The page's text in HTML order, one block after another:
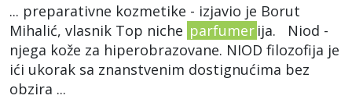
... preparativne kozmetike - izjavio je Borut
Mihalić, vlasnik Top niche parfumer ija. Niod -
njega kože za hiperobrazovane. NIOD filozofija je
ići ukorak sa znanstvenim dostignućima bez
obzira ...